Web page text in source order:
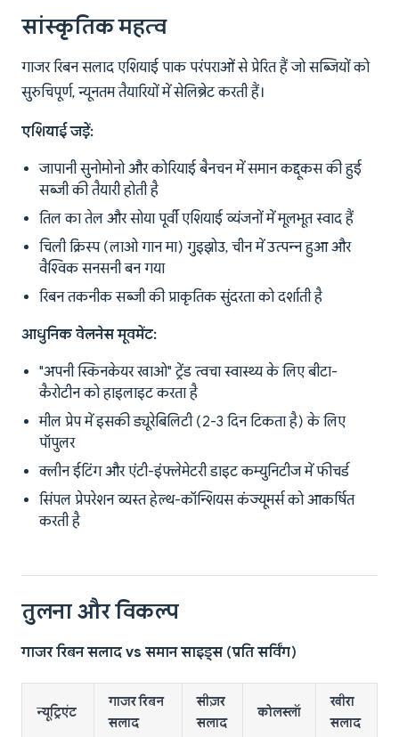
सांस्कृतिक महत्व
गाजर रिबन सलाद एशियाई पाक परंपराओं से प्रेरित हैं जो सब्जियों को
सुरुचिपूर्ण, न्यूनतम तैयारियों में सेलिब्रेट करती हैं।
एशियाई जड़ें:
जापानी सुनोमोनो और कोरियाई बैनचन में समान कद्दूकस की हुई
सब्जी की तैयारी होती है
तिल का तेल और सोया पूर्वी एशियाई व्यंजनों में मूलभूत स्वाद हैं
चिली क्रिस्प (लाओ गान मा) गुइझोउ, चीन में उत्पन्न हुआ और
वैश्विक सनसनी बन गया
रिबन तकनीक सब्जी की प्राकृतिक सुंदरता को दर्शाती है
आधुनिक वेलनेस मूवमेंट:
"अपनी स्किनकेयर खाओ" ट्रेंड त्वचा स्वास्थ्य के लिए बीटा-
कैरोटीन को हाइलाइट करता है
मील प्रेप में इसकी ड्यूरेबिलिटी (2-3 दिन टिकता है) के लिए
पॉपुलर
क्लीन ईटिंग और एंटी-इंफ्लेमेटरी डाइट कम्युनिटीज में फीचर्ड
सिंपल प्रेपरेशन व्यस्त हेल्थ-कॉन्शियस कंज्यूमर्स को आकर्षित
करती है
तुलना और विकल्प
गाजर रिबन सलाद vs समान साइड्स (प्रति सर्विंग)
न्यूट्रिएंट
गाजर रिबन
सलाद
सीज़र
सलाद
कोलस्लॉ
खीरा
सलाद